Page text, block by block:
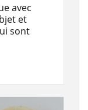
avec
et
sont